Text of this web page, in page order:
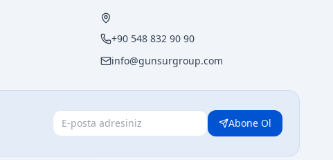
+90 548 832 90 90
info@gunsurgroup.com
Abone Ol